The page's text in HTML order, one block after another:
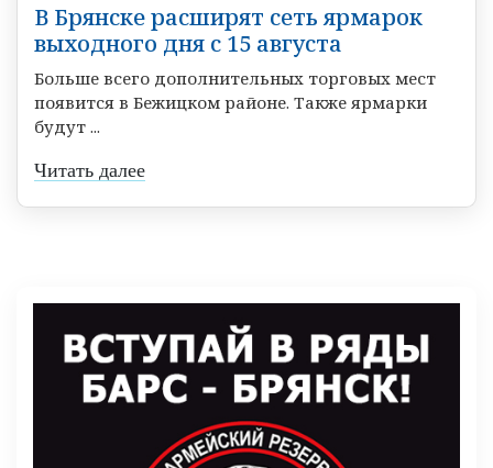
В Брянске расширят сеть ярмарок
выходного дня с 15 августа
Больше всего дополнительных торговых мест
появится в Бежицком районе. Также ярмарки
будут ...
Читать далее